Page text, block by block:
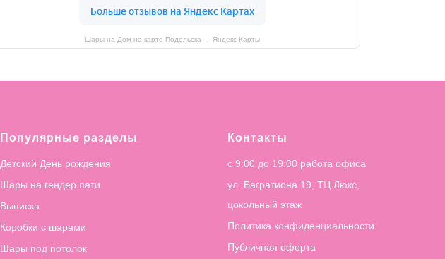
Шары на Дом на карте Подольска — Яндекс Карты
Популярные разделы
Детский День рождения
Контакты
Шары на гендер пати
Выписка
Коробки с шарами
Шары под потолок
с 9:00 до 19:00 работа офиса
ул. Багратиона 19, ТЦ Люкс,
цокольный этаж
Политика конфиденциальности
Публичная оферта